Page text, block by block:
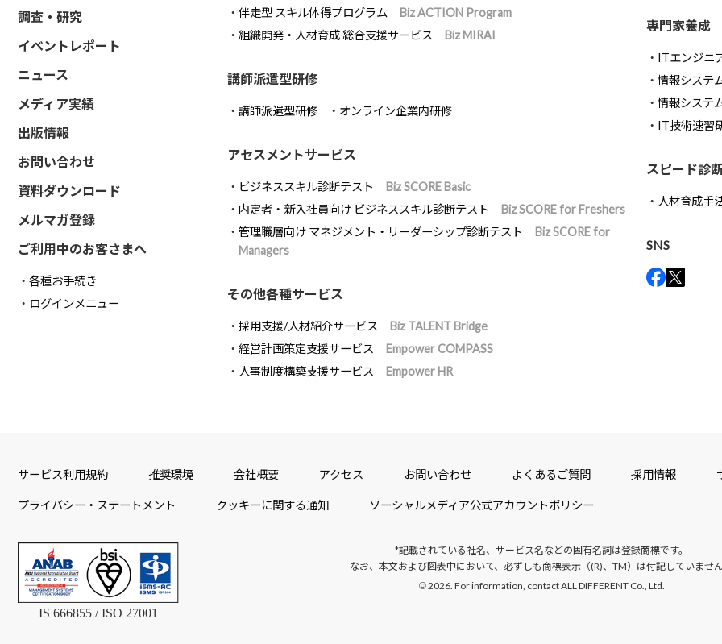
調査・研究
イベントレポート
ニュース
メディア実績
出版情報
お問い合わせ
資料ダウンロード
メルマガ登録
ご利用中のお客さまへ
各種お手続き
ログインメニュー
伴走型 スキル体得プログラム
Biz ACTION Program
組織開発・人材育成 総合支援サービス
Biz MIRAI
講師派遣型研修
講師派遣型研修 オンライン企業内研修
アセスメントサービス
ビジネススキル診断テスト
Biz SCORE Basic
内定者・新入社員向け ビジネススキル診断テスト
Biz SCORE for Freshers
管理職層向け マネジメント・リーダーシップ診断テスト
Biz SCORE for
Managers
その他各種サービス
採用支援/人材紹介サービス
Biz TALENT Bridge
経営計画策定支援サービス
Empower COMPASS
人事制度構築支援サービス
Empower HR
専門家養成
ITエンジニ
情報システ
情報システ
IT技術速習
スピード診
人材育成手
SNS
サービス利用規約 推奨環境 会社概要 アクセス お問い合わせ よくあるご質問 採用情報
プライバシー・ステートメント クッキーに関する通知 ソーシャルメディア公式アカウントポリシー
IS 666855 / ISO 27001
*記載されている社名、サービス名などの固有名詞は登録商標です。
なお、本文および図表中において、 必ずしも商標表示（(R)、TM）は付記していません
©2026. For information, contact ALL DIFFERENT Co., Ltd.